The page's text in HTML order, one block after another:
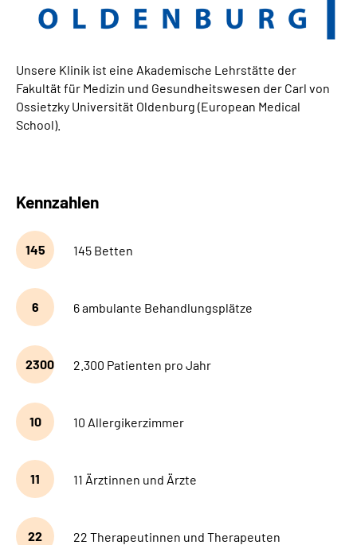
Unsere Klinik ist eine Akademische Lehrstätte der
Fakultät für Medizin und Gesundheitswesen der Carl von
Ossietzky Universität Oldenburg (European Medical
School).
Kennzahlen
145 145 Betten
6 6 ambulante Behandlungsplätze
2300 2.300 Patienten pro Jahr
10 10 Allergikerzimmer
11 11 Ärztinnen und Ärzte
22 22 Therapeutinnen und Therapeuten